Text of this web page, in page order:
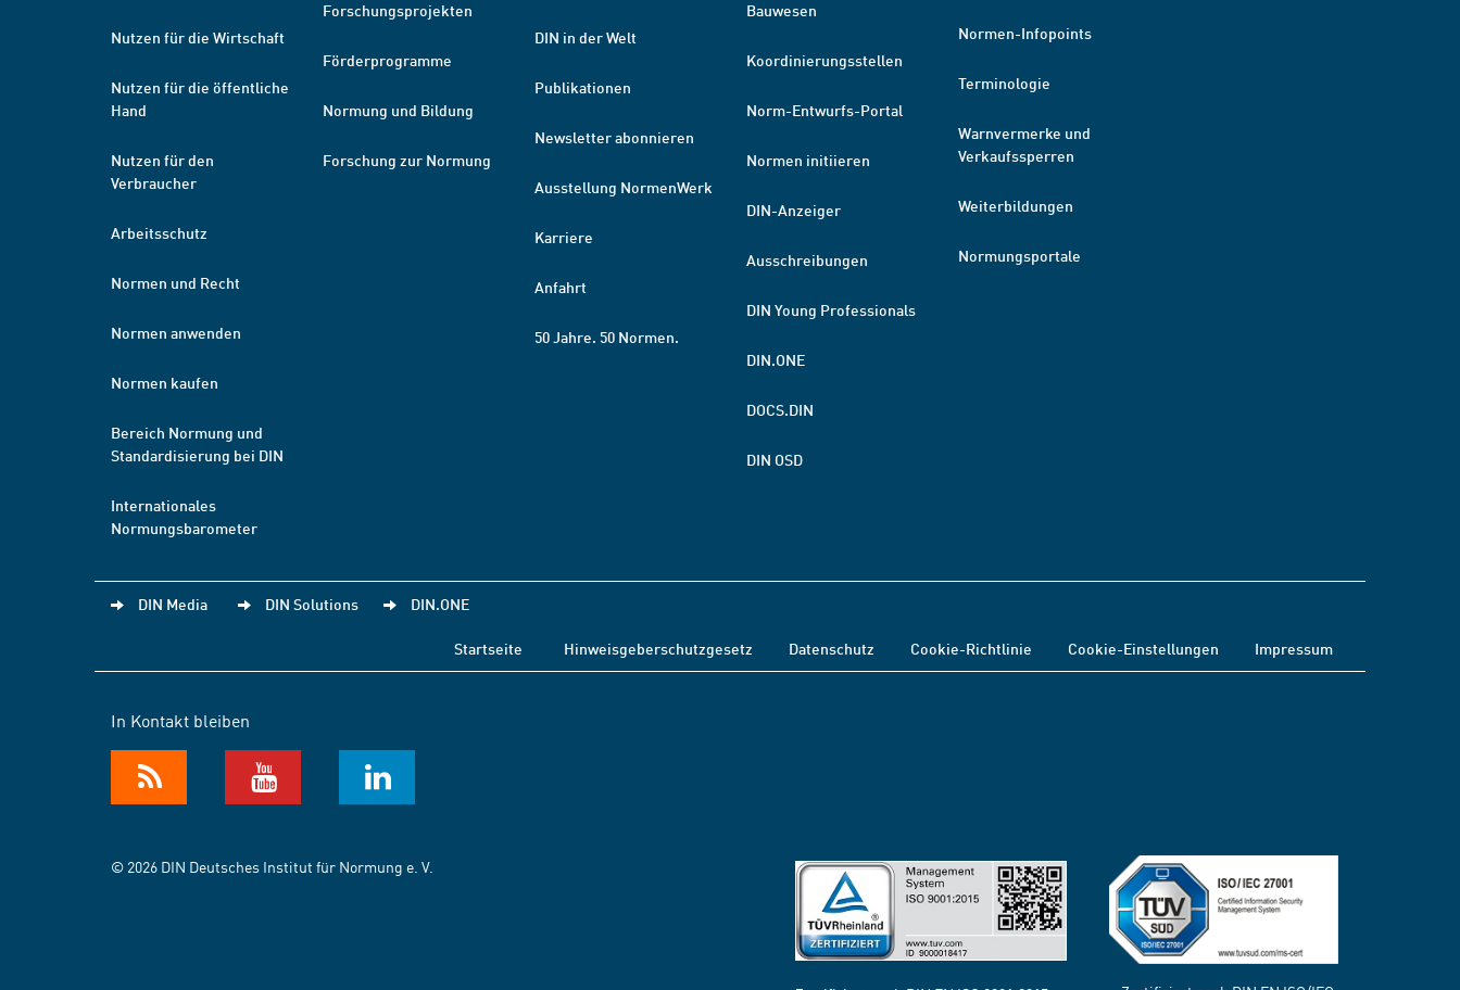
Nutzen für die Wirtschaft
Nutzen für die öffentliche
Hand
Nutzen für den
Verbraucher
Arbeitsschutz
Normen und Recht
Normen anwenden
Normen kaufen
Bereich Normung und
Standardisierung bei DIN
Internationales
Normungsbarometer
Forschungsprojekten
Förderprogramme
Normung und Bildung
Forschung zur Normung
DIN in der Welt
Publikationen
Newsletter abonnieren
Ausstellung NormenWerk
Karriere
Anfahrt
50 Jahre. 50 Normen.
Bauwesen
Koordinierungsstellen
Norm-Entwurfs-Portal
Normen initiieren
DIN-Anzeiger
Ausschreibungen
DIN Young Professionals
DIN.ONE
DOCS.DIN
DIN OSD
Normen-Infopoints
Terminologie
Warnvermerke und
Verkaufssperren
Weiterbildungen
Normungsportale
DIN Media DIN Solutions DIN.ONE
Startseite Hinweisgeberschutzgesetz Datenschutz Cookie-Richtlinie Cookie-Einstellungen Impressum
In Kontakt bleiben
© 2026 DIN Deutsches Institut für Normung e. V.